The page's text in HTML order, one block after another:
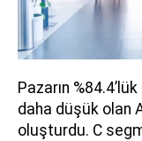
Pazarın
daha düşük olan
oluşturdu. C